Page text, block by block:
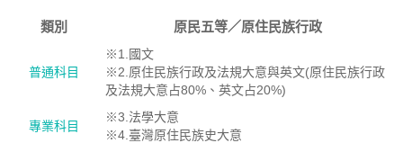
類別 原民五等／原住民族行政
普通科目
※1.國文
※2.原住民族行政及法規大意與英文(原住民族行政
及法規大意占80%、英文占20%)
專業科目
※3.法學大意
※4.臺灣原住民族史大意